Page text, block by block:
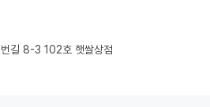
길 8-3 102호 햇쌀상점